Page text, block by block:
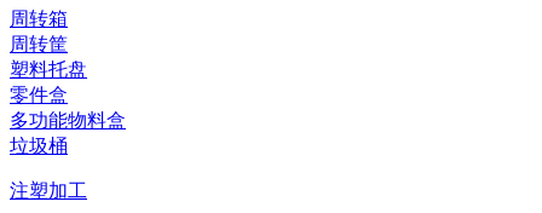
周转箱
周转筐
塑料托盘
零件盒
多功能物料盒
垃圾桶
注塑加工